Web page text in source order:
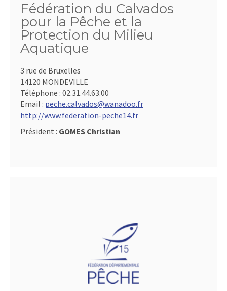
Fédération du Calvados
pour la Pêche et la
Protection du Milieu
Aquatique
3 rue de Bruxelles
14120 MONDEVILLE
Téléphone : 02.31.44.63.00
Email : peche.calvados@wanadoo.fr
http://www.federation-peche14.fr
Président : GOMES Christian